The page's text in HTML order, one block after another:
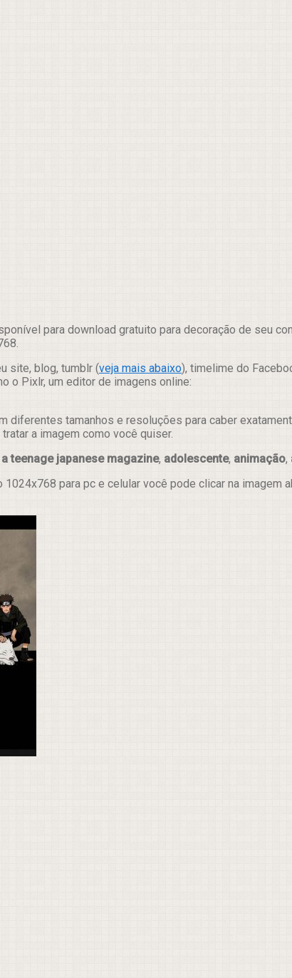
para download gratuito para decoração de seu
site, blog, tumblr (veja mais abaixo), timelime do
o Pixlr, um editor de imagens online:
tamanhos e resoluções para caber
a imagem como você quiser.
a teenage japanese magazine, adolescente, animação,
para pc e celular você pode clicar na imagem